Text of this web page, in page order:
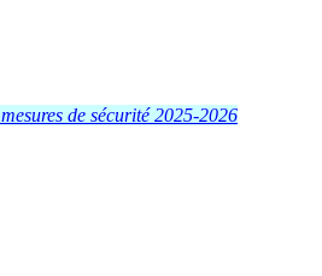
de sécurité 2025-2026